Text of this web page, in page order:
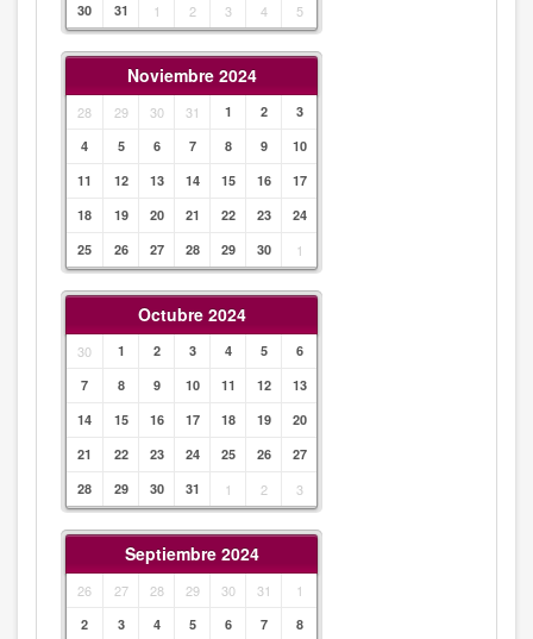
30
31 1 2 3 4 5
Noviembre 2024
28 29 30 31 1 2
3
4
5 6 7 8 9
10
11
12 13 14 15 16
17
18
19 20 21 22 23
24
25
26 27 28 29 30 1
Octubre 2024
30 1 2 3 4 5
6
7
8 9 10 11 12
13
14
15 16 17 18 19
20
21
22 23 24 25 26
27
28
29 30 31 1 2 3
Septiembre 2024
26 27 28 29 30 31 1
2 3 4 5 6 7
8